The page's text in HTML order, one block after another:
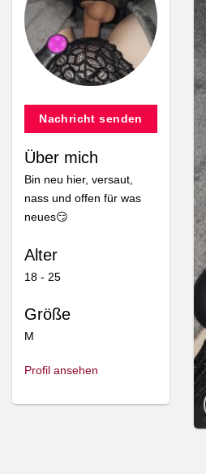
Nachricht senden
Über mich
Bin neu hier, versaut,
nass und offen für was
neues😏
Alter
18 - 25
Größe
M
Profil ansehen